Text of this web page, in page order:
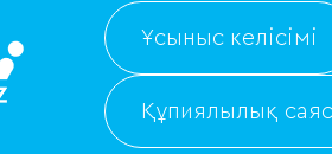
Ұсыныс келісімі
Құпиялылық